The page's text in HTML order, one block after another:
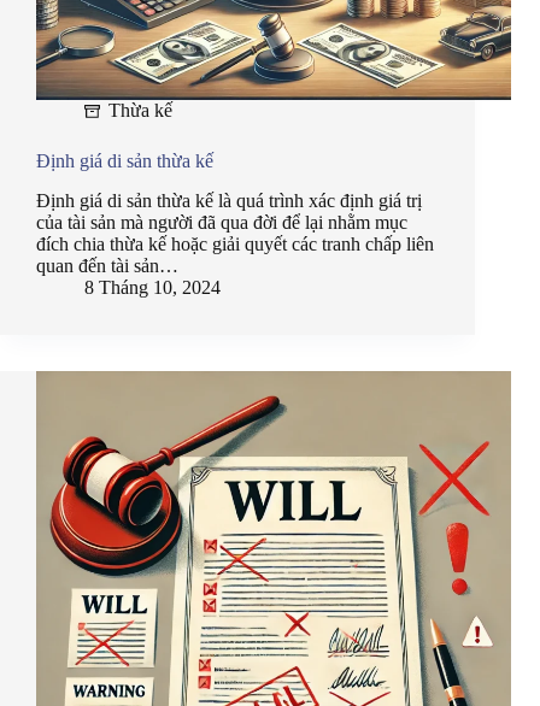
Thừa kế
Định giá di sản thừa kế
Định giá di sản thừa kế là quá trình xác định giá trị
của tài sản mà người đã qua đời để lại nhằm mục
đích chia thừa kế hoặc giải quyết các tranh chấp liên
quan đến tài sản…
8 Tháng 10, 2024